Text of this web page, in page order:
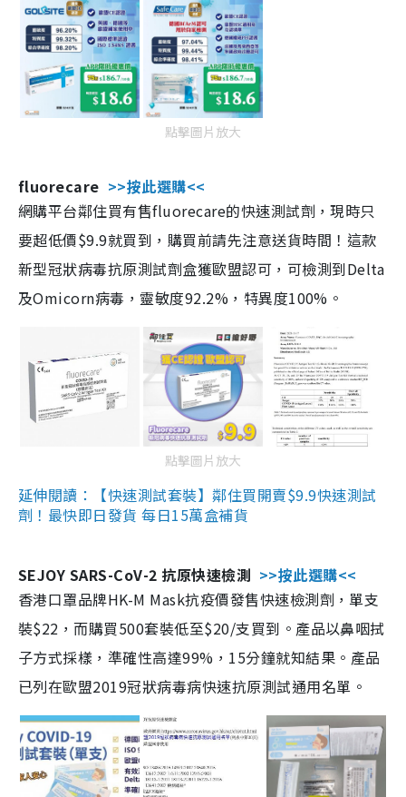
點擊圖片放大
fluorecare >>按此選購<<
網購平台鄰住買有售fluorecare的快速測試劑，現時只
要超低價$9.9就買到，購買前請先注意送貨時間！這款
新型冠狀病毒抗原測試劑盒獲歐盟認可，可檢測到Delta
及Omicorn病毒，靈敏度92.2%，特異度100%。
點擊圖片放大
延伸閱讀：【快速測試套裝】鄰住買開賣$9.9快速測試
劑！最快即日發貨 每日15萬盒補貨
SEJOY SARS-CoV-2 抗原快速檢測 >>按此選購<<
香港口罩品牌HK-M Mask抗疫價發售快速檢測劑，單支
裝$22，而購買500套裝低至$20/支買到。產品以鼻咽拭
子方式採樣，準確性高達99%，15分鐘就知結果。產品
已列在歐盟2019冠狀病毒病快速抗原測試通用名單。